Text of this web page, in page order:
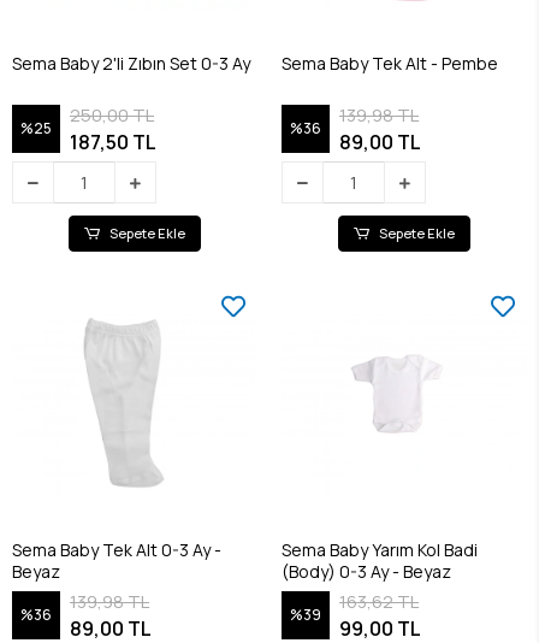
Sema Baby 2'li Zıbın Set 0-3 Ay
%25
250,00 TL
187,50 TL
Sepete Ekle
Sema Baby Tek Alt - Pembe
%36
139,98 TL
89,00 TL
Sepete Ekle
Sema Baby Tek Alt 0-3 Ay -
Beyaz
%36
139,98 TL
89,00 TL
Sema Baby Yarım Kol Badi
(Body) 0-3 Ay - Beyaz
%39
163,62 TL
99,00 TL